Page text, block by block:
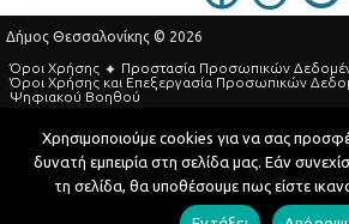
Δήμος Θεσσαλονίκης © 2026
Όροι Χρήσης
Προστασία Προσωπικών
Όροι Xρήσης και Eπεξεργασία Προσωπικών
Ψηφιακού Βοηθού
Τηλεφωνικός Κατάλογος
Developed by MyCompany Projects
Χρησιμοποιούμε cookies για να σας
δυνατή εμπειρία στη σελίδα μας. Εάν
τη σελίδα, θα υποθέσουμε πως είστε